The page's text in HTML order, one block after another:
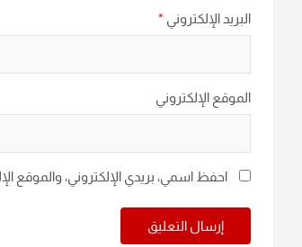
البريد الإلكتروني *
الموقع الإلكتروني
احفظ اسمي، بريدي الإلكتروني، والموقع